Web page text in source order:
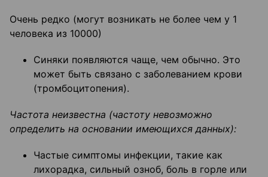
Очень редко (могут возникать не более чем у 1
человека из 10000)
Синяки появляются чаще, чем обычно. Это
может быть связано с заболеванием крови
(тромбоцитопения).
Частота неизвестна (частоту невозможно
определить на основании имеющихся данных):
Частые симптомы инфекции, такие как
лихорадка, сильный озноб, боль в горле или